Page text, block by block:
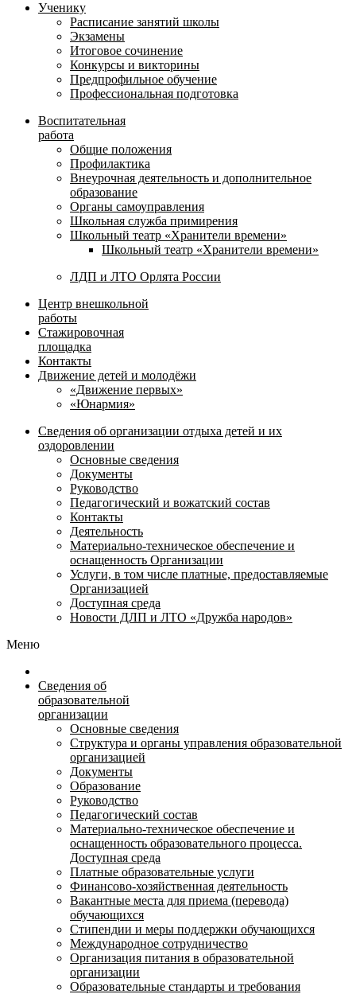
Ученику
Расписание занятий школы
Экзамены
Итоговое сочинение
Конкурсы и викторины
Предпрофильное обучение
Профессиональная подготовка
Воспитательная
работа
Общие положения
Профилактика
Внеурочная деятельность и дополнительное
образование
Органы самоуправления
Школьная служба примирения
Школьный театр «Хранители времени»
Школьный театр «Хранители времени»
ЛДП и ЛТО Орлята России
Центр внешкольной
работы
Стажировочная
площадка
Контакты
Движение детей и молодёжи
«Движение первых»
«Юнармия»
Сведения об организации отдыха детей и их
оздоровлении
Основные сведения
Документы
Руководство
Педагогический и вожатский состав
Контакты
Деятельность
Материально-техническое обеспечение и
оснащенность Организации
Услуги, в том числе платные, предоставляемые
Организацией
Доступная среда
Новости ДЛП и ЛТО «Дружба народов»
Меню
Сведения об
образовательной
организации
Основные сведения
Структура и органы управления образовательной
организацией
Документы
Образование
Руководство
Педагогический состав
Материально-техническое обеспечение и
оснащенность образовательного процесса.
Доступная среда
Платные образовательные услуги
Финансово-хозяйственная деятельность
Вакантные места для приема (перевода)
обучающихся
Стипендии и меры поддержки обучающихся
Международное сотрудничество
Организация питания в образовательной
организации
Образовательные стандарты и требования